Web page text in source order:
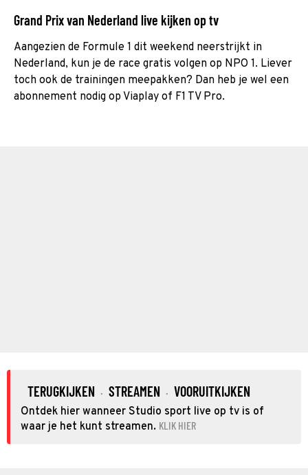
Grand Prix van Nederland live kijken op tv
Aangezien de Formule 1 dit weekend neerstrijkt in
Nederland, kun je de race gratis volgen op NPO 1. Liever
toch ook de trainingen meepakken? Dan heb je wel een
abonnement nodig op Viaplay of F1 TV Pro.
TERUGKIJKEN · STREAMEN · VOORUITKIJKEN
Ontdek hier wanneer Studio sport live op tv is of
waar je het kunt streamen. KLIK HIER